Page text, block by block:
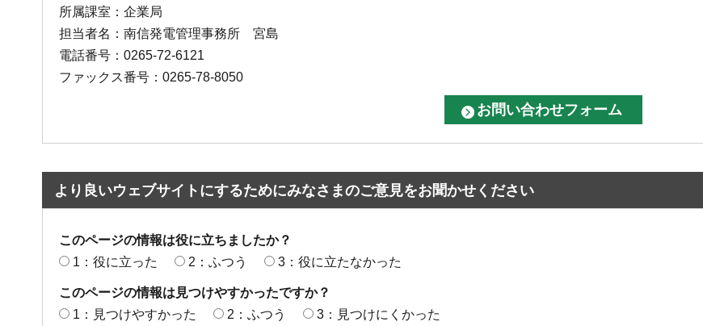
所属課室：企業局
担当者名：南信発電管理事務所 宮島
電話番号：0265-72-6121
ファックス番号：0265-78-8050
より良いウェブサイトにするためにみなさまのご意見をお聞かせください
このページの情報は役に立ちましたか？
1：役に立った
2：ふつう 3：役に立たなかった
このページの情報は見つけやすかったですか？
1：見つけやすかった
2：ふつう 3：見つけにくかった